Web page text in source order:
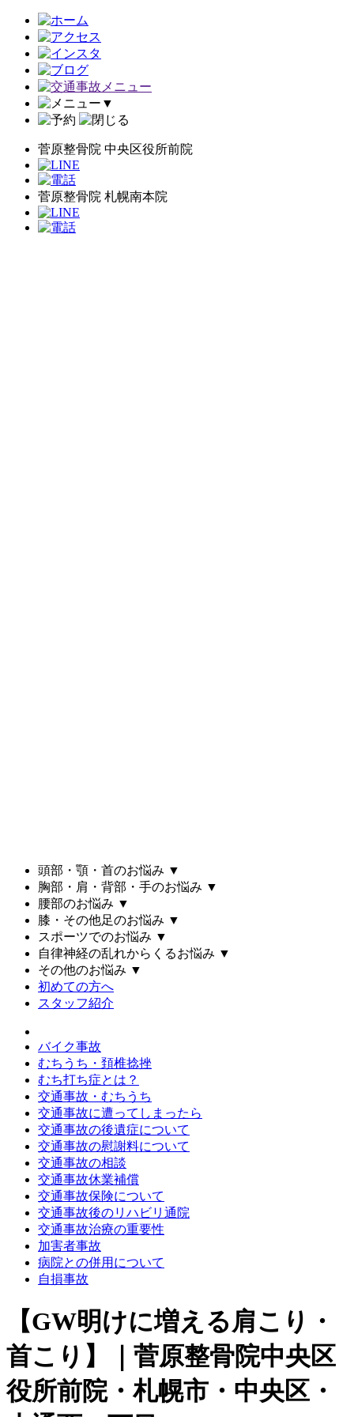
▼
菅原整骨院 中央区役所前院
菅原整骨院 札幌南本院
頭部・顎・首のお悩み ▼
胸部・肩・背部・手のお悩み ▼
腰部のお悩み ▼
膝・その他足のお悩み ▼
スポーツでのお悩み ▼
自律神経の乱れからくるお悩み ▼
その他のお悩み ▼
初めての方へ
スタッフ紹介
バイク事故
むちうち・頚椎捻挫
むち打ち症とは？
交通事故・むちうち
交通事故に遭ってしまったら
交通事故の後遺症について
交通事故の慰謝料について
交通事故の相談
交通事故休業補償
交通事故保険について
交通事故後のリハビリ通院
交通事故治療の重要性
加害者事故
病院との併用について
自損事故
【GW明けに増える肩こり・
首こり】｜菅原整骨院中央区
役所前院・札幌市・中央区・